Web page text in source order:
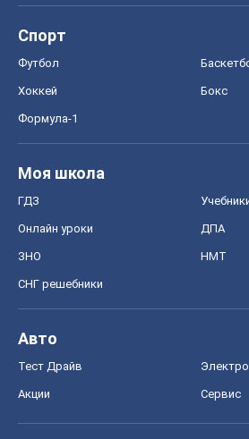
Спорт
Футбол
Хоккей Бокс
Формула-1
Моя школа
ГДЗ
Онлайн уроки ДПА
ЗНО НМТ
СНГ решебники
Авто
Тест Драйв
Акции Сервис